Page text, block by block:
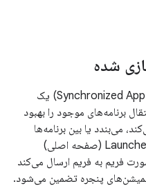
شده
انتقال همزمان برنامه‌ها (Synchronized App Transitions) یک
معماری انتقال برنامه‌های موجود را بهبود
می‌بندد یا بین برنامه‌ها
جابجا می‌شود، فرآیند SystemUI یا Launcher (صفحه اصلی)
فریم به فریم ارسال می‌کند
پنجره تضمین می‌شود.